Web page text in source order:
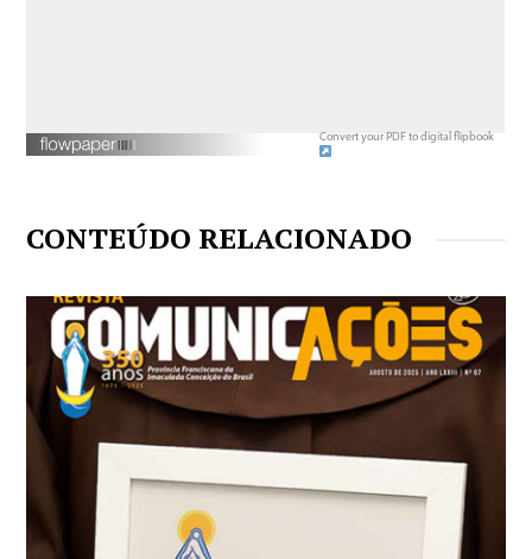
Convert your PDF to digital flipbook
CONTEÚDO RELACIONADO